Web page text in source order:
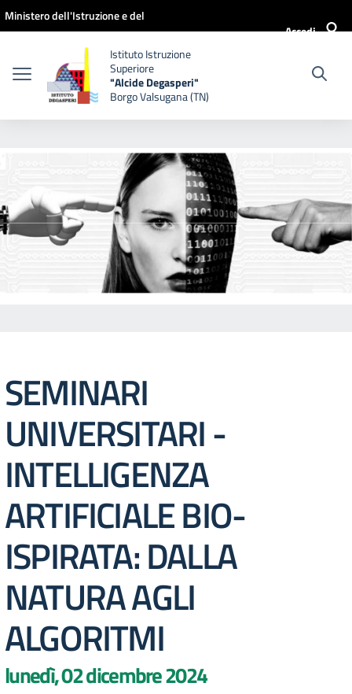
Vai ai contenuti
Vai al menu di navigazione
Vai al footer
Ministero dell'Istruzione e del
Accedi
Istituto Istruzione
Superiore
"Alcide Degasperi"
Borgo Valsugana (TN)
SEMINARI
UNIVERSITARI -
INTELLIGENZA
ARTIFICIALE BIO-
ISPIRATA: DALLA
NATURA AGLI
ALGORITMI
lunedì, 02 dicembre 2024